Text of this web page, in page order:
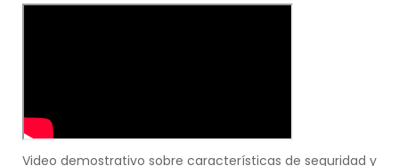
Video demostrativo sobre características de seguridad y